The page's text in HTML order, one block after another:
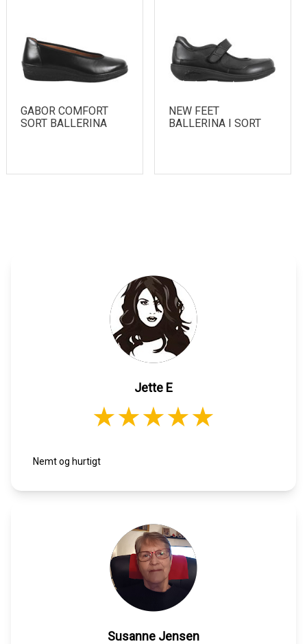
GABOR COMFORT
SORT BALLERINA
NEW FEET
BALLERINA I SORT
Jette E
Nemt og hurtigt
Susanne Jensen